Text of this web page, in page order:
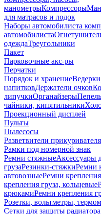
манометрыКомпрессоры
для матрасов и лодок
Наборы автомобилиста
автомобилиста
одеждаТреугольники
Пакет
Парковочные акс-ры
Перчатки
Порядок и хранение
напитковДержатели очков
липучкиОрганайзеры
чайники, кипятильники
Проекционный дисплей
Пульты
Пылесосы
Разветвители прикуривателя
Рамки под номерной знак
Ремни стяжныеАксессуары
грузаРезинки-стяжкиРемни
автовозныеРемни
крепления груза, кольцевые
крюкамиРемни крепления
Розетки, вольтметры,
Сетки для защиты радиатора